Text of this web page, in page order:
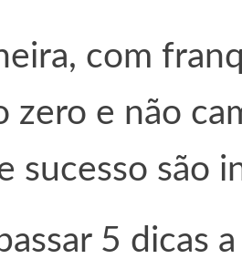
com
zero e não
sucesso são
5 dicas